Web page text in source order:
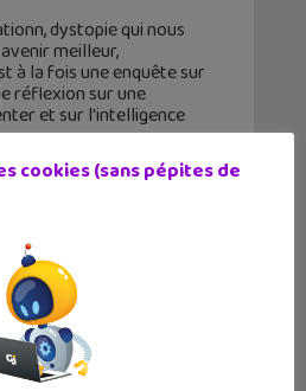
dystopie qui nous
meilleur,
à la fois une enquête sur
réflexion sur une
et sur l'intelligence
cookies (sans pépites de